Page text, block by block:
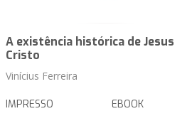
A existência histórica de Jesus
Cristo
Vinícius Ferreira
IMPRESSO EBOOK